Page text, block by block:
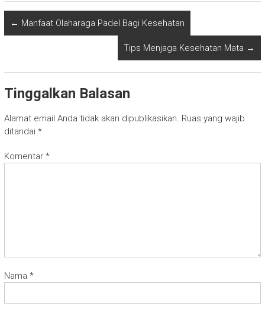
← Manfaat Olaharaga Padel Bagi Kesehatan
Tips Menjaga Kesehatan Mata →
Tinggalkan Balasan
Alamat email Anda tidak akan dipublikasikan. Ruas yang wajib
ditandai *
Komentar *
Nama *